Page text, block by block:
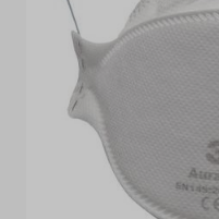
Retomas
Pedidos de cotação